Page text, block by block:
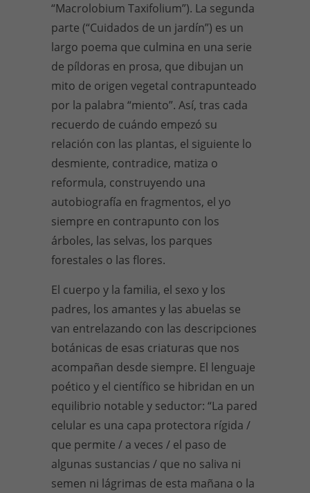
“Macrolobium Taxifolium”). La segunda
parte (“Cuidados de un jardín”) es un
largo poema que culmina en una serie
de píldoras en prosa, que dibujan un
mito de origen vegetal contrapunteado
por la palabra “miento”. Así, tras cada
recuerdo de cuándo empezó su
relación con las plantas, el siguiente lo
desmiente, contradice, matiza o
reformula, construyendo una
autobiografía en fragmentos, el yo
siempre en contrapunto con los
árboles, las selvas, los parques
forestales o las flores.
El cuerpo y la familia, el sexo y los
padres, los amantes y las abuelas se
van entrelazando con las descripciones
botánicas de esas criaturas que nos
acompañan desde siempre. El lenguaje
poético y el científico se hibridan en un
equilibrio notable y seductor: “La pared
celular es una capa protectora rígida /
que permite / a veces / el paso de
algunas sustancias / que no saliva ni
semen ni lágrimas de esta mañana o la